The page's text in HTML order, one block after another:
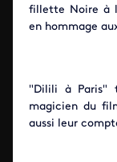
fillette Noire à
en hommage
"Dilili à Paris"
magicien du
aussi leur